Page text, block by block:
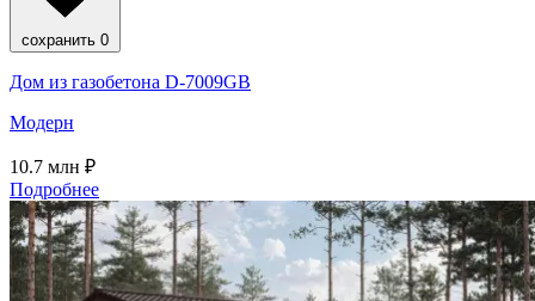
сохранить 0
Дом из газобетона D-7009GB
Модерн
10.7 млн ₽
Подробнее